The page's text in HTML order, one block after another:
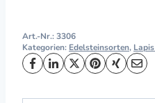
Art.-Nr.:3306
Kategorien: Edelsteinsorten,